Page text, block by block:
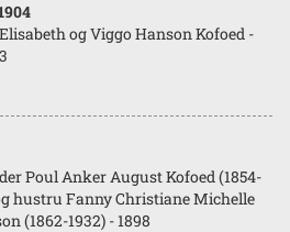
og Viggo Hanson Kofoed -
Poul Anker August Kofoed (1854-
hustru Fanny Christiane Michelle
(1862-1932) - 1898